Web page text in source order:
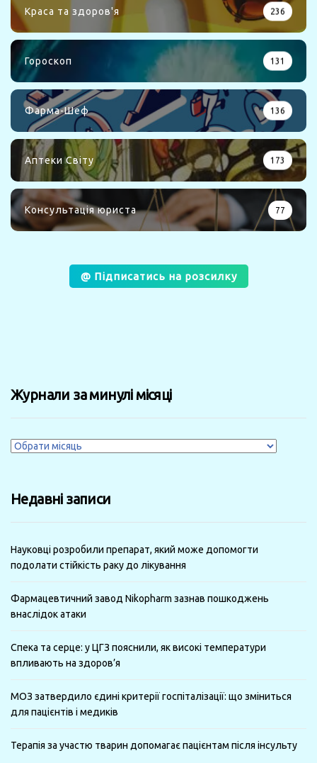
Краса та здоров'я 236
Гороскоп 131
Фарма-Шеф 136
Аптеки Світу 173
Консультація юриста 77
@ Підписатись на розсилку
Журнали за минулі місяці
Журнали
місяці
Недавні записи
Науковці розробили препарат, який може допомогти
подолати стійкість раку до лікування
Фармацевтичний завод Nikopharm зазнав пошкоджень
внаслідок атаки
Спека та серце: у ЦГЗ пояснили, як високі температури
впливають на здоров’я
МОЗ затвердило єдині критерії госпіталізації: що зміниться
для пацієнтів і медиків
Терапія за участю тварин допомагає пацієнтам після інсульту